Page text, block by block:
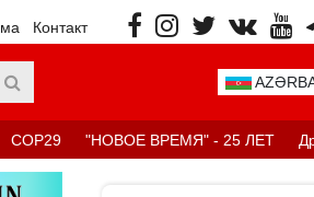
Контакт
COP29 "НОВОЕ ВРЕМЯ" - 25 ЛЕТ